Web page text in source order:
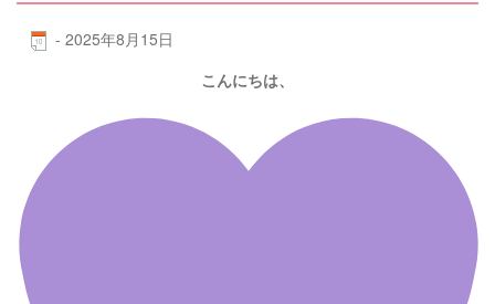
- 2025年8月15日
こんにちは、